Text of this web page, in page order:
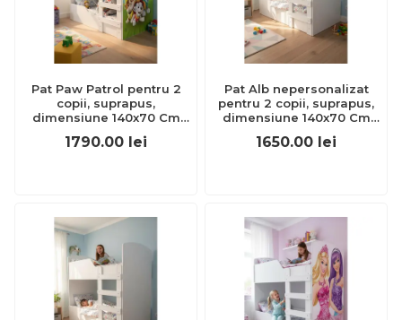
Pat Paw Patrol pentru 2
copii, suprapus,
dimensiune 140x70 Cm
1790.00 lei
Pat Alb nepersonalizat
pentru 2 copii, suprapus,
dimensiune 140x70 Cm
1650.00 lei